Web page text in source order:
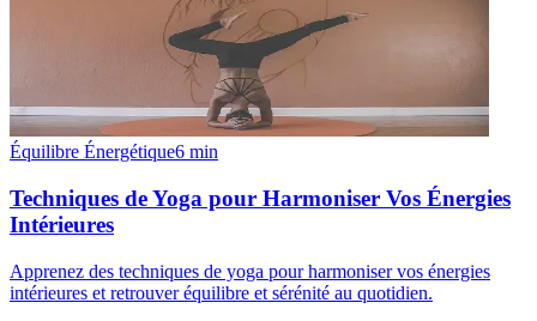
Équilibre Énergétique6 min
Techniques de Yoga pour Harmoniser Vos Énergies
Intérieures
Apprenez des techniques de yoga pour harmoniser vos énergies
intérieures et retrouver équilibre et sérénité au quotidien.